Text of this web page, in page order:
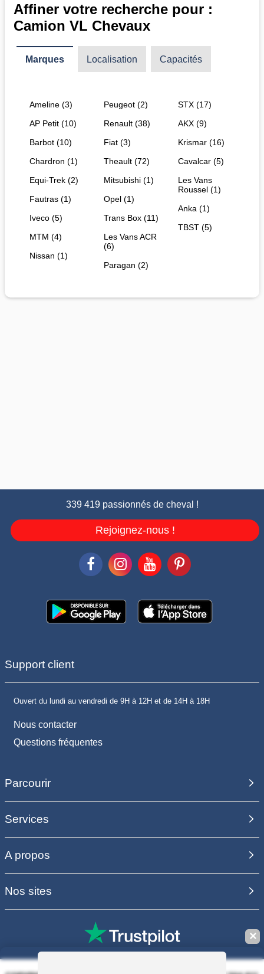
Affiner votre recherche pour :
Camion VL Chevaux
Marques Localisation Capacités
Ameline (3)
AP Petit (10)
Barbot (10)
Chardron (1)
Equi-Trek (2)
Fautras (1)
Iveco (5)
MTM (4)
Nissan (1)
Peugeot (2)
Renault (38)
Fiat (3)
Theault (72)
Mitsubishi (1)
Opel (1)
Trans Box (11)
Les Vans ACR
(6)
Paragan (2)
STX (17)
AKX (9)
Krismar (16)
Cavalcar (5)
Les Vans
Roussel (1)
Anka (1)
TBST (5)
339 419 passionnés de cheval !
Rejoignez-nous !
Support client
Ouvert du lundi au vendredi de 9H à 12H et de 14H à 18H
Nous contacter
Questions fréquentes
Parcourir
Services
A propos
Nos sites
✕